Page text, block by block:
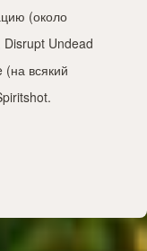
(около
Undead
всякий